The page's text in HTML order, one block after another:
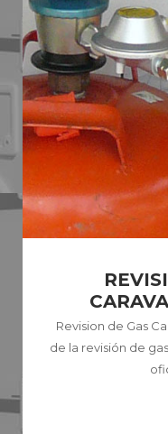
Revision de Gas
de la revisión de